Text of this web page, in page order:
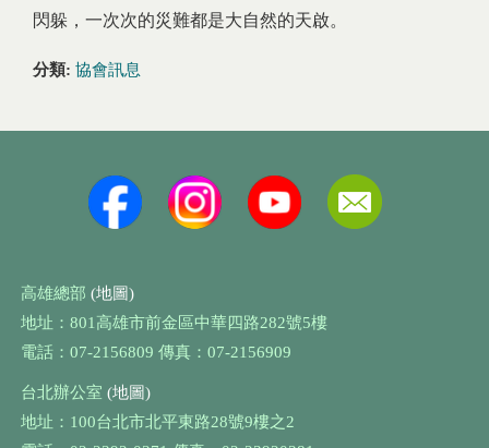
閃躲，一次次的災難都是大自然的天啟。
分類: 協會訊息
高雄總部 (地圖)
地址：801高雄市前金區中華四路282號5樓
電話：07-2156809 傳真：07-2156909
台北辦公室 (地圖)
地址：100台北市北平東路28號9樓之2